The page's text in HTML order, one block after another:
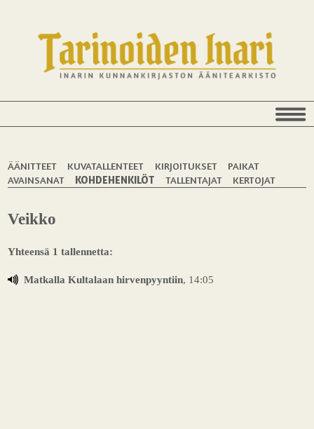
ÄÄNITTEET KUVATALLENTEET KIRJOITUKSET
PAIKAT
AVAINSANAT
KOHDEHENKILÖT TALLENTAJAT KERTOJAT
Veikko
Yhteensä 1 tallennetta:
Matkalla Kultalaan hirvenpyyntiin, 14:05